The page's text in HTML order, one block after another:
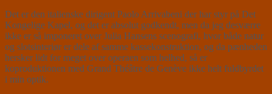
Det er den italienske dirigent Paolo Arrivabeni der har styr på Det
Kongelige Kapel, og det er absolut godkendt, men da jeg desværre
ikke er så imponeret over Julia Hansens scenografi, hvor både natur
og slotsinteriør er dele af samme kassekonstruktion, og da pænheden
hersker lidt for meget over operaen som helhed, så er
koproduktionen med Grand Théâtre de Genève ikke helt fuldbyrdet
i min optik.